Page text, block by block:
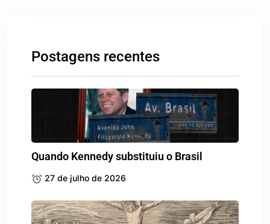
Postagens recentes
Quando Kennedy substituiu o Brasil
27 de julho de 2026